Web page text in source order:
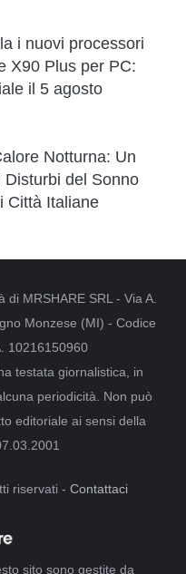
i nuovi processori
X90 Plus per PC:
il 5 agosto
Notturna: Un
Disturbi del Sonno
Città Italiane
MRSHARE SRL - Via A.
Monzese (MI) - Codice
10216150960
testata giornalistica, in
periodicità. Non può
editoriale ai sensi della
riservati - Contattaci
sito sono gestite da